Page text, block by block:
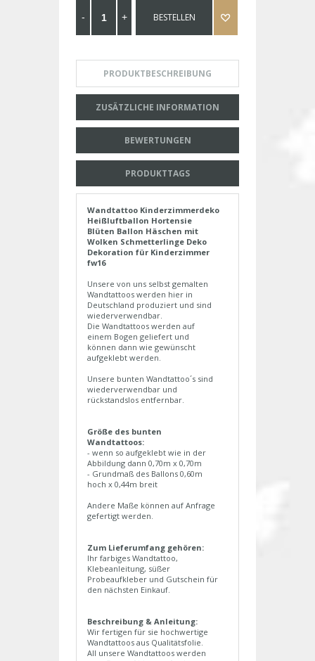
BESTELLEN
PRODUKTBESCHREIBUNG
ZUSÄTZLICHE INFORMATION
BEWERTUNGEN
PRODUKTTAGS
Wandtattoo Kinderzimmerdeko
Heißluftballon Hortensie
Blüten Ballon Häschen mit
Wolken Schmetterlinge Deko
Dekoration für Kinderzimmer
fw16
Unsere von uns selbst gemalten
Wandtattoos werden hier in
Deutschland produziert und sind
wiederverwendbar.
Die Wandtattoos werden auf
einem Bogen geliefert und
können dann wie gewünscht
aufgeklebt werden.
Unsere bunten Wandtattoo´s sind
wiederverwendbar und
rückstandslos entfernbar.
Größe des bunten
Wandtattoos:
- wenn so aufgeklebt wie in der
Abbildung dann 0,70m x 0,70m
- Grundmaß des Ballons 0,60m
hoch x 0,44m breit
Andere Maße können auf Anfrage
gefertigt werden.
Zum Lieferumfang gehören:
Ihr farbiges Wandtattoo,
Klebeanleitung, süßer
Probeaufkleber und Gutschein für
den nächsten Einkauf.
Beschreibung & Anleitung:
Wir fertigen für sie hochwertige
Wandtattoos aus Qualitätsfolie.
All unsere Wandtattoos werden